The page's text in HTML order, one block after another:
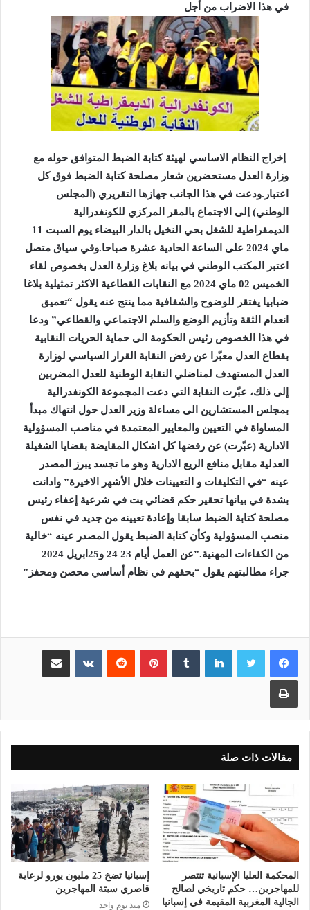
في هذا الاضراب من أجل
إخراج النظام الاساسي لهيئة كتابة الضبط المتوافق حوله مع
وزارة العدل مستحضرين شعار مصلحة كتابة الضبط فوق كل
اعتبار.ودعت في هذا الجانب جهازها التقريري (المجلس
الوطني) إلى الاجتماع بالمقر المركزي للكونفدرالية
الديمقراطية للشغل بحي النخيل بالدار البيضاء يوم السبت 11
ماي 2024 على الساعة الحادية عشرة صباحا.وفي سياق متصل
اعتبر المكتب الوطني في بيانه بلاغ وزارة العدل بخصوص لقاء
الخميس 02 ماي 2024 مع النقابات القطاعية الاكثر تمثيلية بلاغا
ضبابيا يفتقر للوضوح والشفافية مما ينتج عنه يقول “تعميق
انعدام الثقة وتأزيم الوضع والسلم الاجتماعي والقطاعي” ودعا
في هذا الخصوص رئيس الحكومة الى حماية الحريات النقابية
بقطاع العدل معبّرا عن رفض النقابة القرار السياسي لوزارة
العدل المستهدف لمناضلي النقابة الوطنية للعدل المضربين
إلى ذلك، عبّرت النقابة التي دعت المجموعة الكونفدرالية
بمجلس المستشارين الى مساءلة وزير العدل حول انتهاك مبدأ
المساواة في التعيين والمعايير المعتمدة في مناصب المسؤولية
الادارية (عبّرت) عن رفضها كل اشكال المقايضة بقضايا الشغيلة
العدلية مقابل منافع الريع الادارية وهو ما تجسد يبرز المصدر
عينه “في التكليفات و التعيينات خلال الأشهر الاخيرة” وادانت
بشدة في بيانها تحقير حكم قضائي بت في شرعية إعفاء رئيس
مصلحة كتابة الضبط سابقا وإعادة تعيينه من جديد في نفس
منصب المسؤولية وكأن كتابة الضبط يقول المصدر عينه “خالية
من الكفاءات المهنية.”عن العمل أيام 23 24 و25ابريل 2024
جراء مطالبتهم يقول “بحقهم في نظام أساسي محصن ومحفز”
لينكدإن بينتيريست مشاركة عبر البريد
طباعة
مقالات ذات صلة
المحكمة العليا الإسبانية تنتصر
للمهاجرين… حكم تاريخي لصالح
الجالية المغربية المقيمة في إسبانيا
إسبانيا تضخ 25 مليون يورو لرعاية
قاصري سبتة المهاجرين
منذ يوم واحد